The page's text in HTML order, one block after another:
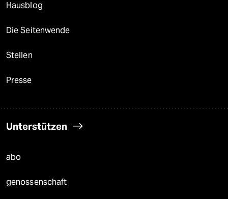
Hausblog
Die Seitenwende
Stellen
Presse
Unterstützen
abo
genossenschaft